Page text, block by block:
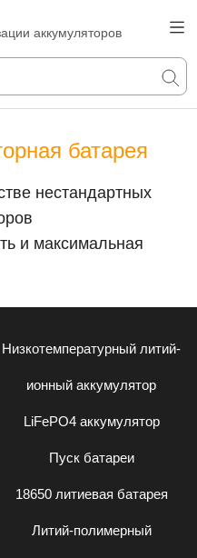
аккумуляторов
батарея
нестандартных
и максимальная
Низкотемпературный литий-
ионный аккумулятор
LiFePO4 аккумулятор
Пуск батареи
18650 литиевая батарея
Литий-полимерный